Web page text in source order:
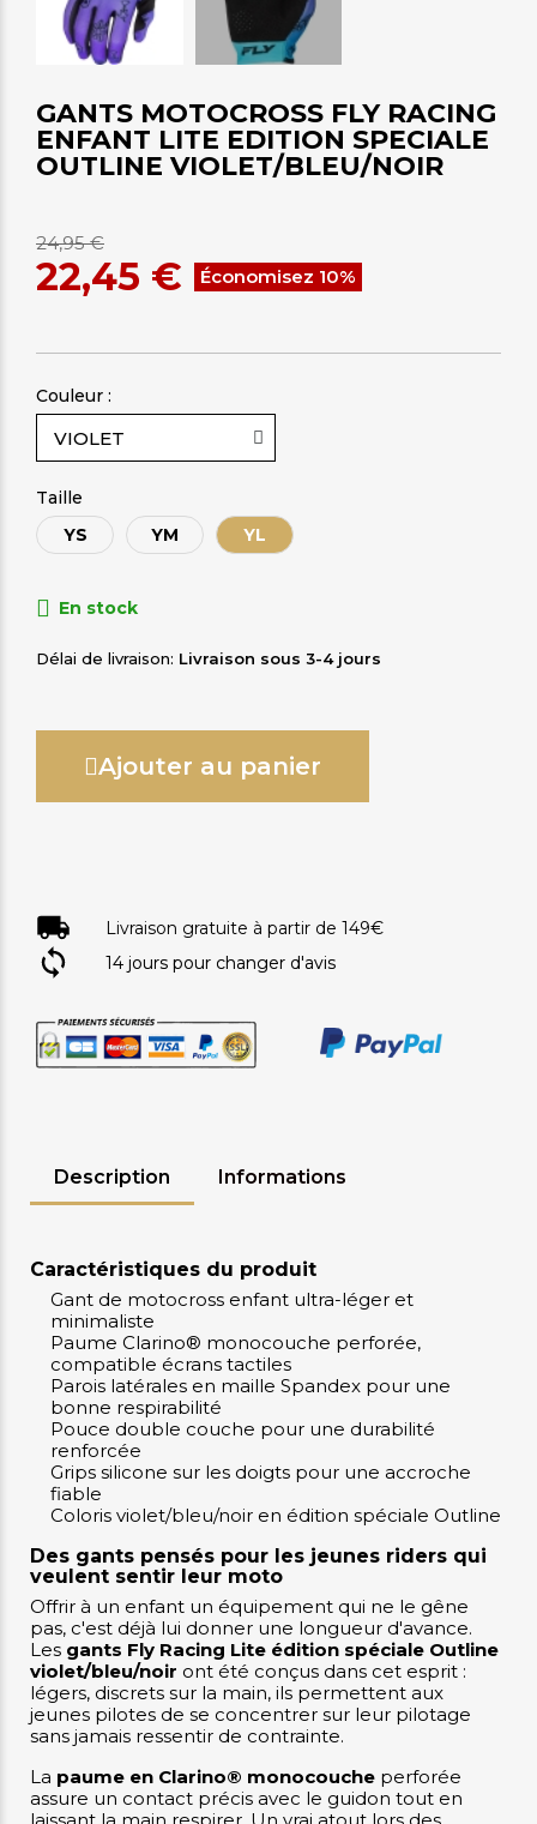
GANTS MOTOCROSS FLY RACING
ENFANT LITE EDITION SPECIALE
OUTLINE VIOLET/BLEU/NOIR
24,95 €
22,45 € Économisez 10%
Couleur :
Taille
YS
YM YL
En stock
Délai de livraison Livraison sous 3-4 jours
Ajouter au panier
Livraison gratuite à partir de 149€
14 jours pour changer d'avis
Description Informations
Caractéristiques du produit
Gant de motocross enfant ultra-léger et
minimaliste
Paume Clarino® monocouche perforée,
compatible écrans tactiles
Parois latérales en maille Spandex pour une
bonne respirabilité
Pouce double couche pour une durabilité
renforcée
Grips silicone sur les doigts pour une accroche
fiable
Coloris violet/bleu/noir en édition spéciale Outline
Des gants pensés pour les jeunes riders qui
veulent sentir leur moto
Offrir à un enfant un équipement qui ne le gêne
pas, c'est déjà lui donner une longueur d'avance.
Les gants Fly Racing Lite édition spéciale Outline
violet/bleu/noir ont été conçus dans cet esprit :
légers, discrets sur la main, ils permettent aux
jeunes pilotes de se concentrer sur leur pilotage
sans jamais ressentir de contrainte.
La paume en Clarino® monocouche perforée
assure un contact précis avec le guidon tout en